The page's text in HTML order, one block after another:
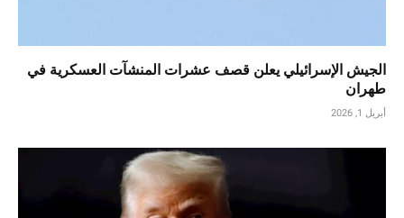
الجيش الإسرائيلي يعلن قصف عشرات المنشآت العسكرية في
طهران
أبريل 1, 2026